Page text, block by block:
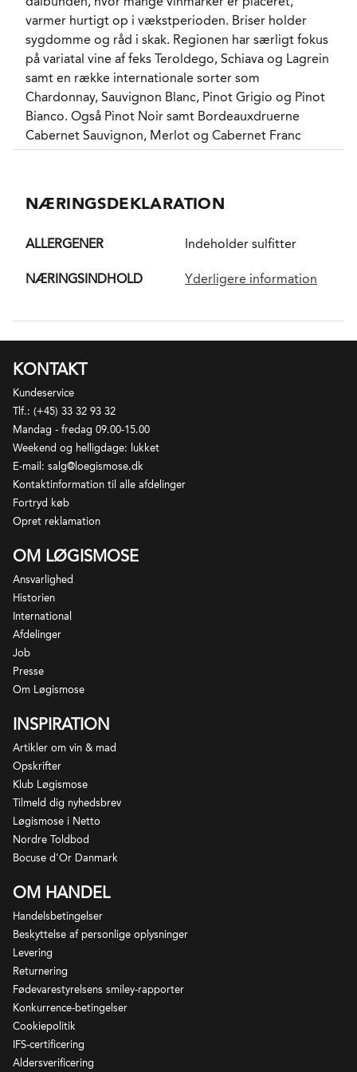
Gino Pedrotti er et lille familieejet vinhus i Valle dei
Laghi i det sydlige Trentino, hvor familien siden 1912
har arbejdet med vinmarker omkring Lago di
generation – Tullia, Clara og Giuseppe Pedrotti –
som viderefører familiens håndværk med stor
respekt for områdets traditioner og mikroklima.
Marker og kælderarbejde tager udgangspunkt i
økologisk dyrkning med ICEA-certificering samt
inspiration fra biodynamiske principper, hvor fokus
er på jordens balance, biodiversitet og druernes
opmærksomhed på druernes karakter og Valle dei
Laghis særlige terroir, præget af kalkholdig jord,
markante temperaturforskelle og den varme Ora-
vind fra Gardasøen. Huset er især kendt for arbejdet
med den lokale drue Nosiola og den traditionsrige
Vino Santo Trentino, men producerer også
karakterfulde vine på blandt andet Chardonnay,
Schiava, Rebo og Cabernet Franc. Gino Pedrottis
næsten middelhavspræget generøsitet og fremstår
ærlige, levende og tydeligt forankrede i deres
oprindelse.
varmer hurtigt op i vækstperioden. Briser holder
sygdomme og råd i skak. Regionen har særligt fokus
på variatal vine af feks Teroldego, Schiava og Lagrein
samt en række internationale sorter som
Chardonnay, Sauvignon Blanc, Pinot Grigio og Pinot
Bianco. Også Pinot Noir samt Bordeauxdruerne
Cabernet Sauvignon, Merlot og Cabernet Franc
anvendes bredt.
NÆRINGSDEKLARATION
ALLERGENER Indeholder sulfitter
NÆRINGSINDHOLD Yderligere information
KONTAKT
Kundeservice
Tlf.: (+45) 33 32 93 32
Mandag - fredag 09.00-15.00
Weekend og helligdage: lukket
E-mail: salg@loegismose.dk
Kontaktinformation til alle afdelinger
Fortryd køb
Opret reklamation
OM LØGISMOSE
Ansvarlighed
Historien
International
Afdelinger
Job
Presse
Om Løgismose
INSPIRATION
Artikler om vin & mad
Opskrifter
Klub Løgismose
Tilmeld dig nyhedsbrev
Løgismose i Netto
Nordre Toldbod
Bocuse d'Or Danmark
OM HANDEL
Handelsbetingelser
Beskyttelse af personlige oplysninger
Levering
Returnering
Fødevarestyrelsens smiley-rapporter
Konkurrence-betingelser
Cookiepolitik
IFS-certificering
Aldersverificering